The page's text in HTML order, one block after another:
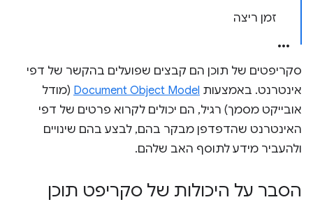
זמן ריצה
סקריפטים של תוכן הם קבצים שפועלים בהקשר של דפי
אינטרנט. באמצעות Document Object Model (מודל
אובייקט מסמך) רגיל, הם יכולים לקרוא פרטים של דפי
האינטרנט שהדפדפן מבקר בהם, לבצע בהם שינויים
ולהעביר מידע לתוסף האב שלהם.
הסבר על היכולות של סקריפט תוכן